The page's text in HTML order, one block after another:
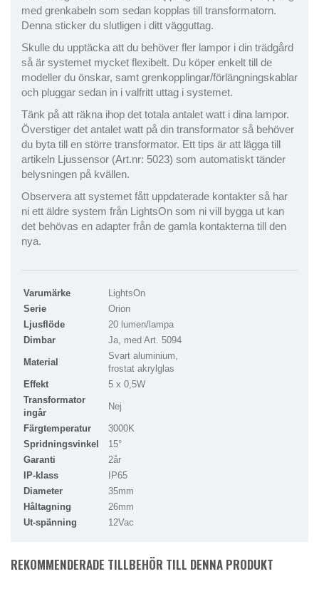
med grenkabeln som sedan kopplas till transformatorn.
Denna sticker du slutligen i ditt vägguttag.
Skulle du upptäcka att du behöver fler lampor i din trädgård
så är systemet mycket flexibelt. Du köper enkelt till de
modeller du önskar, samt grenkopplingar/förlängningskablar
och pluggar sedan in i valfritt uttag i systemet.
Tänk på att räkna ihop det totala antalet watt i dina lampor.
Överstiger det antalet watt på din transformator så behöver
du byta till en större transformator. Ett tips är att lägga till
artikeln Ljussensor (Art.nr: 5023) som automatiskt tänder
belysningen på kvällen.
Observera att systemet fått uppdaterade kontakter så har
ni ett äldre system från LightsOn som ni vill bygga ut kan
det behövas en adapter från de gamla kontakterna till den
nya.
Varumärke
LightsOn
Serie
Orion
Ljusflöde
20 lumen/lampa
Dimbar
Ja, med Art. 5094
Material
Svart aluminium,
frostat akrylglas
Effekt
5 x 0,5W
Transformator
ingår
Nej
Färgtemperatur
3000K
Spridningsvinkel
15°
Garanti
2år
IP-klass
IP65
Diameter
35mm
Håltagning
26mm
Ut-spänning
12Vac
REKOMMENDERADE TILLBEHÖR TILL DENNA PRODUKT